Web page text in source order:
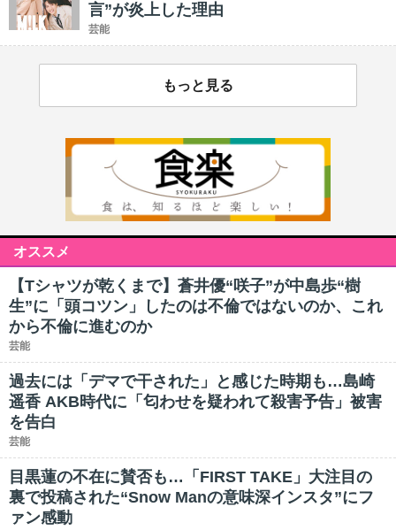
言”が炎上した理由
芸能
もっと見る
オススメ
【Tシャツが乾くまで】蒼井優“咲子”が中島歩“樹
生”に「頭コツン」したのは不倫ではないのか、これ
から不倫に進むのか
芸能
過去には「デマで干された」と感じた時期も…島崎
遥香 AKB時代に「匂わせを疑われて殺害予告」被害
を告白
芸能
目黒蓮の不在に賛否も…「FIRST TAKE」大注目の
裏で投稿された“Snow Manの意味深インスタ”にフ
ァン感動